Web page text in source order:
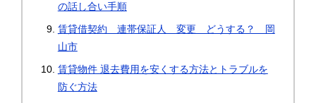
の話し合い手順
賃貸借契約 連帯保証人 変更 どうする？ 岡
山市
賃貸物件 退去費用を安くする方法とトラブルを
防ぐ方法